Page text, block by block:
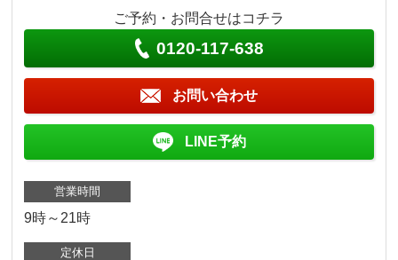
ご予約・お問合せはコチラ
0120-117-638
お問い合わせ
LINE予約
営業時間
9時～21時
定休日